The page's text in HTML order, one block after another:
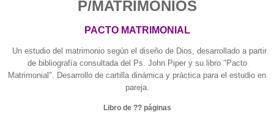
P/MATRIMONIOS
PACTO MATRIMONIAL
Un estudio del matrimonio según el diseño de Dios, desarrollado a partir
de bibliografía consultada del Ps. John Piper y su libro "Pacto
Matrimonial". Desarrollo de cartilla dinámica y práctica para el estudio en
pareja.
Libro de ?? páginas